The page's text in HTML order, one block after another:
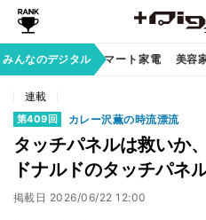
みんなのデジタル
族のデジタル スマート家電 美容
連載
第409回 カレー沢薫の時流漂流
タッチパネルは救いか
ドナルドのタッチパネ
掲載日 2026/06/22 12:00